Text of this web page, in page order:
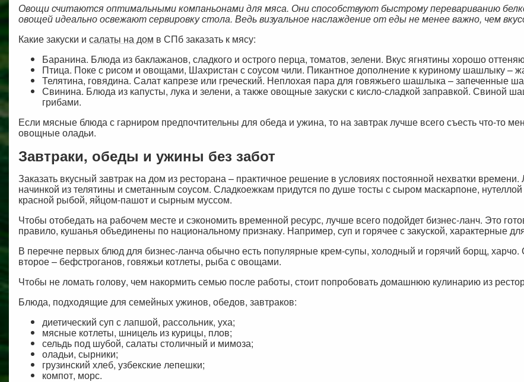
Овощи считаются оптимальными компаньонами для мяса. Они способствуют быстрому перевариванию
овощей идеально освежают сервировку стола. Ведь визуальное наслаждение от еды не менее важно, чем
Какие закуски и салаты на дом в СПб заказать к мясу:
Баранина. Блюда из баклажанов, сладкого и острого перца, томатов, зелени. Вкус ягнятины хорошо
Птица. Поке с рисом и овощами, Шахристан с соусом чили. Пикантное дополнение к куриному шашлыку –
Телятина, говядина. Салат капрезе или греческий. Неплохая пара для говяжьего шашлыка – запеченные
Свинина. Блюда из капусты, лука и зелени, а также овощные закуски с кисло-сладкой заправкой. Свиной
грибами.
Если мясные блюда с гарниром предпочтительны для обеда и ужина, то на завтрак лучше всего съесть что-то
овощные оладьи.
Завтраки, обеды и ужины без забот
Заказать вкусный завтрак на дом из ресторана – практичное решение в условиях постоянной нехватки
начинкой из телятины и сметанным соусом. Сладкоежкам придутся по душе тосты с сыром маскарпоне,
красной рыбой, яйцом-пашот и сырным муссом.
Чтобы отобедать на рабочем месте и сэкономить временной ресурс, лучше всего подойдет бизнес-ланч. Это
правило, кушанья объединены по национальному признаку. Например, суп и горячее с закуской, характерные
В перечне первых блюд для бизнес-ланча обычно есть популярные крем-супы, холодный и горячий борщ, харчо.
второе – бефстроганов, говяжьи котлеты, рыба с овощами.
Чтобы не ломать голову, чем накормить семью после работы, стоит попробовать домашнюю кулинарию из
Блюда, подходящие для семейных ужинов, обедов, завтраков:
диетический суп с лапшой, рассольник, уха;
мясные котлеты, шницель из курицы, плов;
сельдь под шубой, салаты столичный и мимоза;
оладьи, сырники;
грузинский хлеб, узбекские лепешки;
компот, морс.